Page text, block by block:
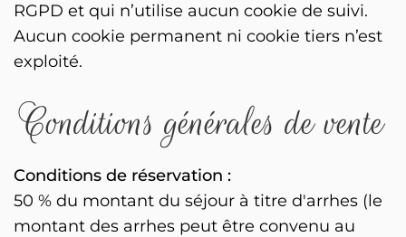
RGPD et qui n’utilise aucun cookie de suivi.
Aucun cookie permanent ni cookie tiers n’est
exploité.
Conditions générales de vente
Conditions de réservation :
50 % du montant du séjour à titre d'arrhes (le
montant des arrhes peut être convenu au